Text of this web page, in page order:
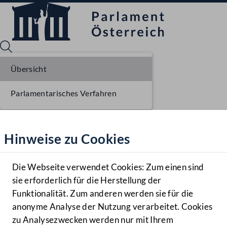
Hilfe
Benutzer
Navigationsmenü öffnen
MENÜ
Hinweise zu Cookies
Die Webseite verwendet Cookies: Zum einen sind
sie erforderlich für die Herstellung der
Funktionalität. Zum anderen werden sie für die
anonyme Analyse der Nutzung verarbeitet. Cookies
zu Analysezwecken werden nur mit Ihrem
Übersicht
Parlamentarisches Verfahren